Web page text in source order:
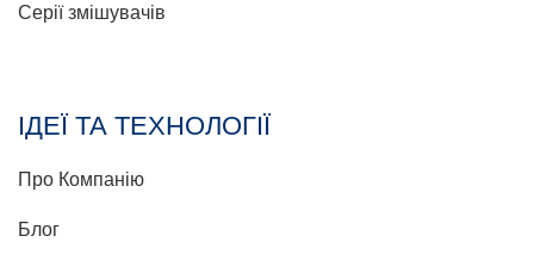
Серії змішувачів
ІДЕЇ ТА ТЕХНОЛОГІЇ
Про Компанію
Блог